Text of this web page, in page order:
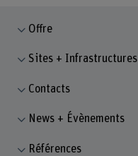
Offre
Sites + Infrastructures
Contacts
News + Évènements
Références